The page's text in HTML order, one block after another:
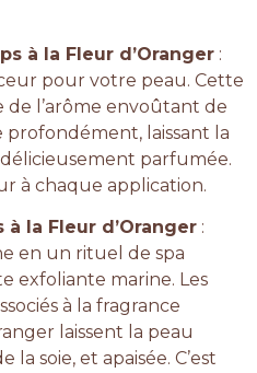
à la Fleur d’Oranger :
pour votre peau. Cette
l’arôme envoûtant de
profondément, laissant la
parfumée.
à chaque application.
à la Fleur d’Oranger :
en un rituel de spa
exfoliante marine. Les
à la fragrance
laissent la peau
soie, et apaisée. C’est